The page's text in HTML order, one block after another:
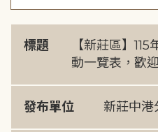
標題
【新莊區】
動一覽表，歡
發布單位 新莊中港